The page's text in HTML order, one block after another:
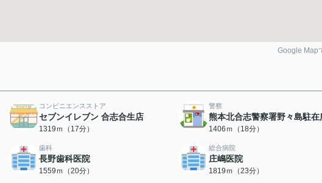
Google Map
コンビニエンスストア
セブンイレブン 合志合生店
1319ｍ（17分）
警察
熊本北合志警察署野々島駐在
1406ｍ（18分）
歯科
長野歯科医院
1559ｍ（20分）
総合病院
庄嶋医院
1819ｍ（23分）